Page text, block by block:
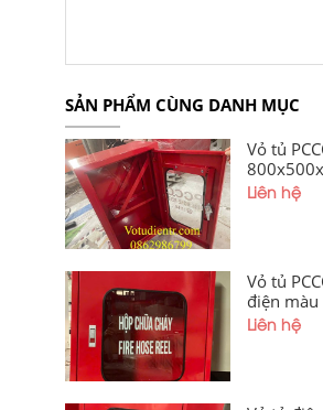
SẢN PHẨM CÙNG DANH MỤC
Vỏ tủ
Giải Pháp
An Toàn
Liên hệ
Vỏ tủ
điện
giá
Liên hệ